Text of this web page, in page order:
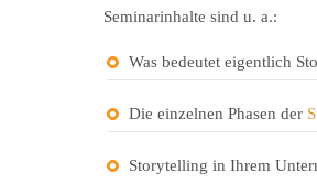
Seminarinhalte sind u. a.:
Was bedeutet eigentlich
Die einzelnen Phasen der
Storytelling in Ihrem